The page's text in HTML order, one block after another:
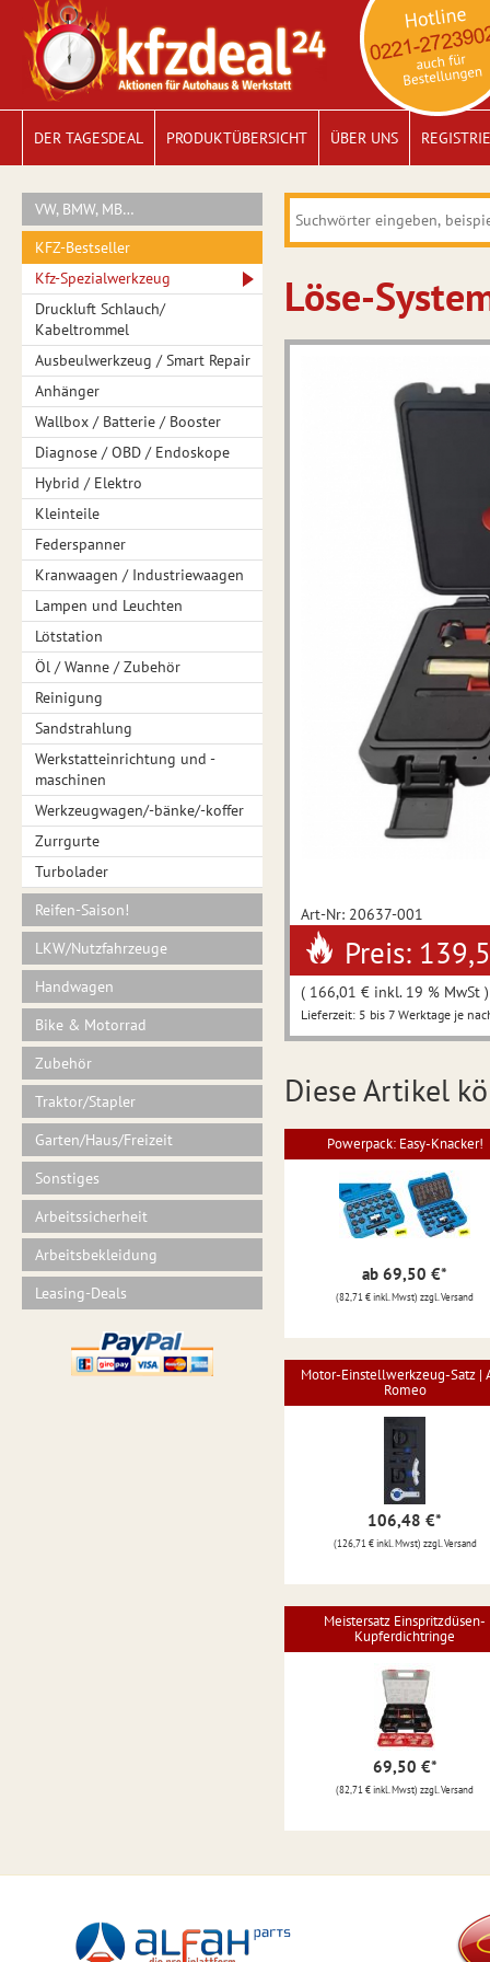
DER TAGESDEAL PRODUKTÜBERSICHT ÜBER UNS
VW, BMW, MB…
KFZ-Bestseller
Kfz-Spezialwerkzeug
Druckluft Schlauch/
Kabeltrommel
Ausbeulwerkzeug / Smart Repair
Anhänger
Wallbox / Batterie / Booster
Diagnose / OBD / Endoskope
Hybrid / Elektro
Kleinteile
Federspanner
Kranwaagen / Industriewaagen
Lampen und Leuchten
Lötstation
Öl / Wanne / Zubehör
Reinigung
Sandstrahlung
Werkstatteinrichtung und -
maschinen
Werkzeugwagen/-bänke/-koffer
Zurrgurte
Turbolader
Reifen-Saison!
LKW/Nutzfahrzeuge
Handwagen
Bike & Motorrad
Zubehör
Traktor/Stapler
Garten/Haus/Freizeit
Sonstiges
Arbeitssicherheit
Arbeitsbekleidung
Leasing-Deals
Löse-
Art-Nr: 20637-001
Preis:
( 166,01 € inkl. 19 % MwSt
Lieferzeit: 5 bis 7 Werktage je
Diese Artikel
Powerpack: Easy-Knacker!
ab 69,50 €*
(82,71 € inkl. Mwst) zzgl. Versand
Motor-Einstellwerkzeug-Satz |
Romeo
106,48 €*
(126,71 € inkl. Mwst) zzgl. Versand
Meistersatz Einspritzdüsen-
Kupferdichtringe
69,50 €*
(82,71 € inkl. Mwst) zzgl. Versand